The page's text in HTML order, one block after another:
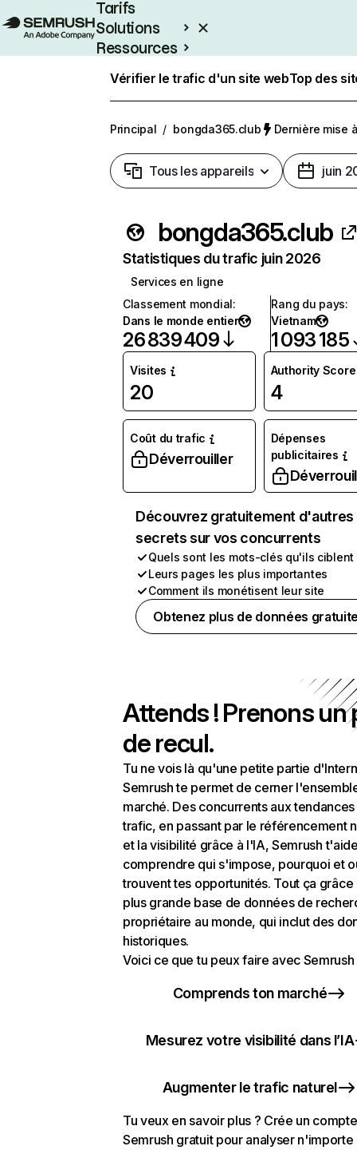
Tarifs
Solutions
Ressources
Vérifier le trafic d'un site webTop des
Principal / bongda365.club Dernière mise
Tous les appareils juin
bongda365.club
Statistiques du trafic juin 2026
Services en ligne
Classement mondial:
Dans le monde entier
26 839 409
Rang du pays:
Vietnam
1 093 185
Visites
20
Authority Score
4
Coût du trafic
Déverrouiller
Dépenses
publicitaires
Découvrez gratuitement d'autres
secrets sur vos concurrents
Quels sont les mots-clés qu'ils ciblent
Leurs pages les plus importantes
Comment ils monétisent leur site
Obtenez plus de données
Attends ! Prenons un
de recul.
Tu ne vois là qu'une petite partie
Semrush te permet de cerner
marché. Des concurrents aux
trafic, en passant par le référencement
et la visibilité grâce à l'IA, Semrush
comprendre qui s'impose, pourquoi et
trouvent tes opportunités. Tout ça grâce
plus grande base de données de
propriétaire au monde, qui inclut des
historiques.
Voici ce que tu peux faire avec Semrush
Comprends ton marché
Mesurez votre visibilité dans l’IA
Augmenter le trafic naturel
Tu veux en savoir plus ? Crée un compte
Semrush gratuit pour analyser n'importe